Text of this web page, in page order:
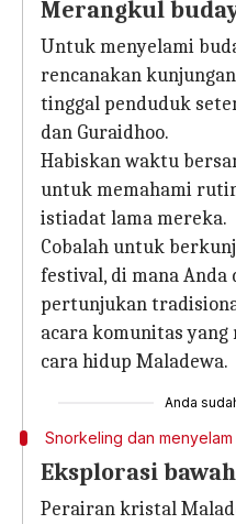
Merangkul
Untuk menyelami
rencanakan
tinggal penduduk
dan Guraidhoo.
Habiskan waktu
untuk memahami
istiadat lama mereka.
Cobalah untuk
festival, di mana
pertunjukan
acara komunitas
cara hidup Maladewa.
Anda
Snorkeling dan menyelam
Eksplorasi
Perairan kristal